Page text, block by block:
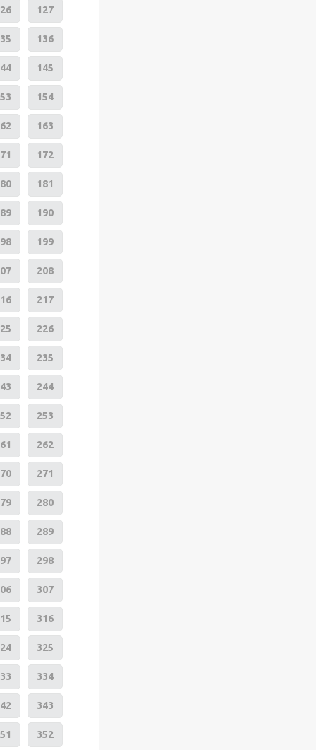
127
136
145
154
163
172
181
190
199
208
217
226
235
244
253
262
271
280
289
298
307
316
325
334
343
352